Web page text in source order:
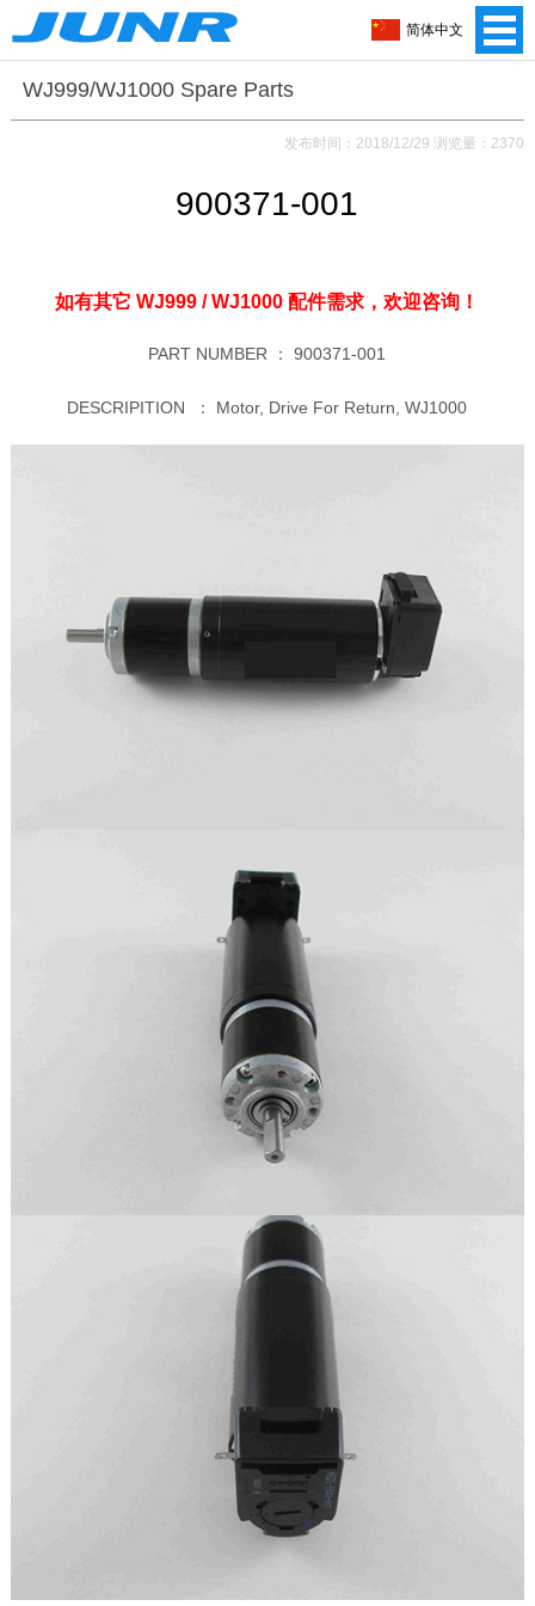
WJ999/WJ1000 Spare Parts
发布时间：2018/12/29 浏览量：2370
900371-001
如有其它 WJ999 / WJ1000 配件需求，欢迎咨询！
PART NUMBER ：900371-001
DESCRIPITION ： Motor, Drive For Return, WJ1000
简体中文